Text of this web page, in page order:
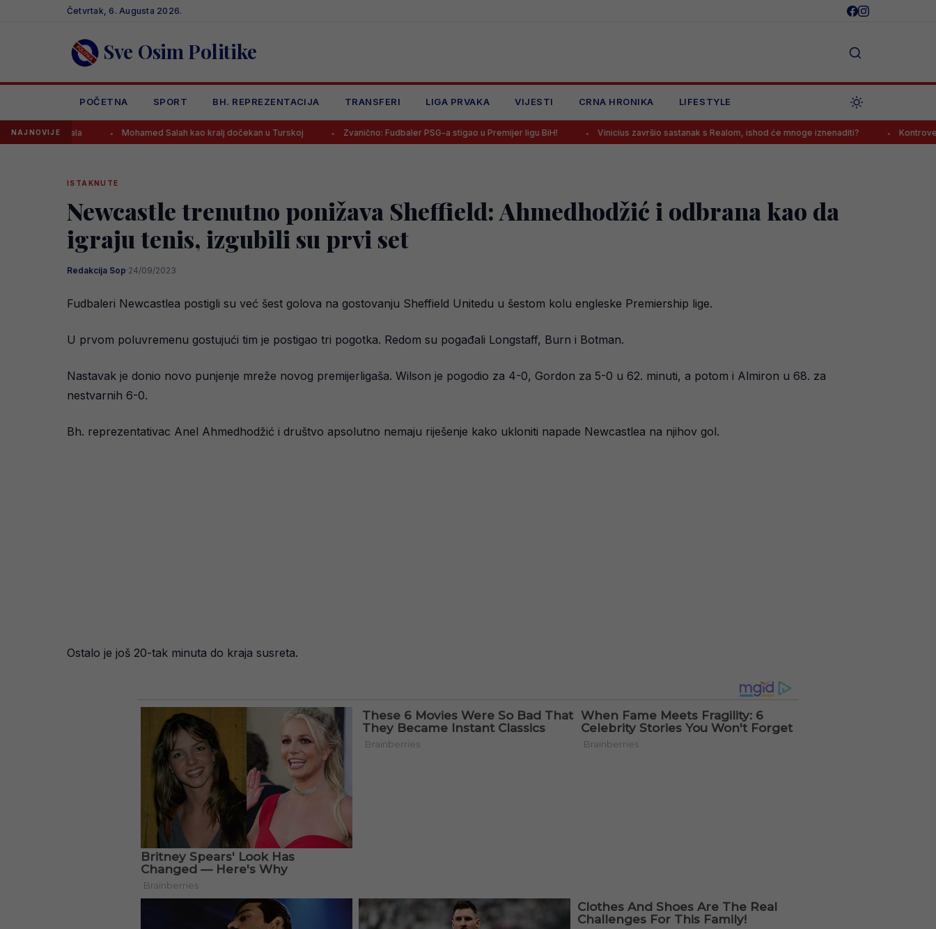
Četvrtak, 6. Augusta 2026.
Sve Osim Politike
POČETNA SPORT BH. REPREZENTACIJA TRANSFERI LIGA PRVAKA VIJESTI CRNA HRONIKA LIFESTYLE
NAJNOVIJE Mohamed Salah kao kralj dočekan u Turskoj Zvanično: Fudbaler PSG-a stigao u Premijer ligu BiH! Vinicius završio sastanak s Realom, ishod će mnoge iznenaditi? Kontroverzni
ISTAKNUTE
Newcastle trenutno ponižava Sheffield: Ahmedhodžić i odbrana kao da
igraju tenis, izgubili su prvi set
Redakcija Sop·24/09/2023
Fudbaleri Newcastlea postigli su već šest golova na gostovanju Sheffield Unitedu u šestom kolu engleske Premiership lige.
U prvom poluvremenu gostujući tim je postigao tri pogotka. Redom su pogađali Longstaff, Burn i Botman.
Nastavak je donio novo punjenje mreže novog premijerligaša. Wilson je pogodio za 4-0, Gordon za 5-0 u 62. minuti, a potom i Almiron u 68. za
nestvarnih 6-0.
Bh. reprezentativac Anel Ahmedhodžić i društvo apsolutno nemaju riješenje kako ukloniti napade Newcastlea na njihov gol.
Ostalo je još 20-tak minuta do kraja susreta.